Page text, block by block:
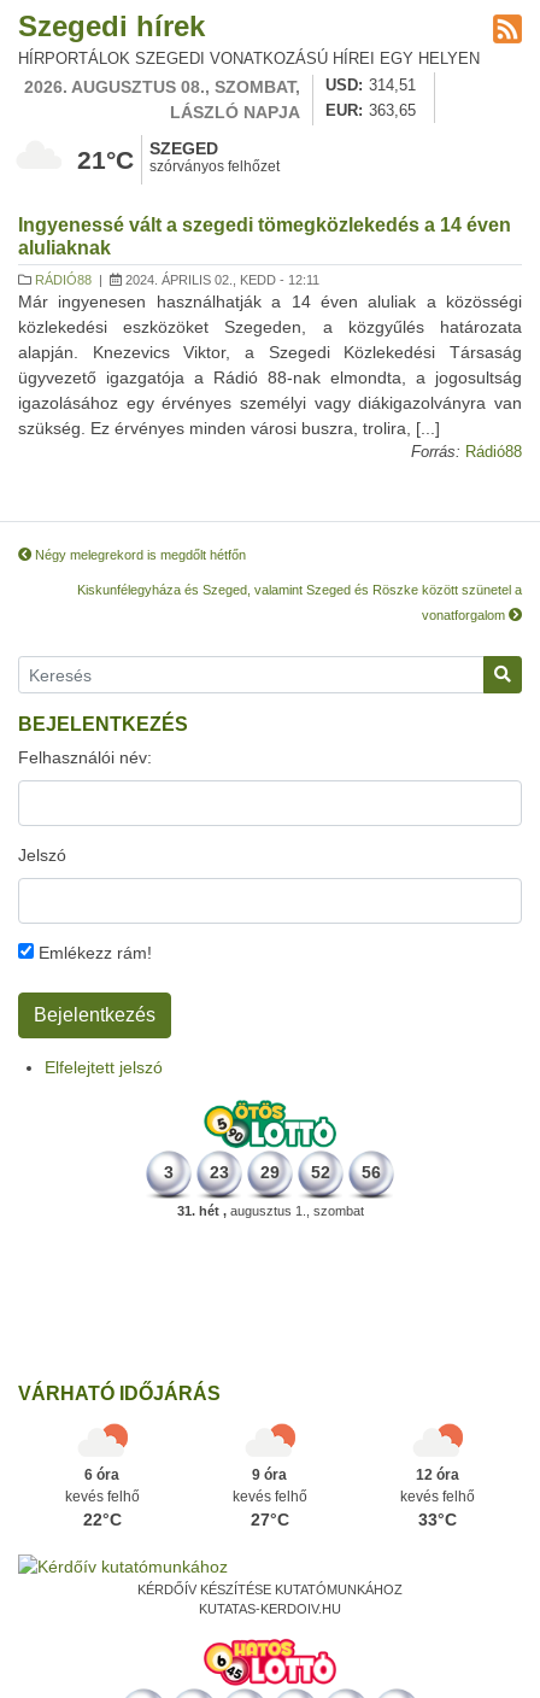
Szegedi hírek
HÍRPORTÁLOK SZEGEDI VONATKOZÁSÚ HÍREI EGY HELYEN
2026. AUGUSZTUS 08., SZOMBAT,
LÁSZLÓ NAPJA
USD
314,51
EUR
363,65
21°C SZEGED
szórványos felhőzet
Ingyenessé vált a szegedi tömegközlekedés a 14 éven
aluliaknak
RÁDIÓ88 | 2024. ÁPRILIS 02., KEDD - 12:11
Már ingyenesen használhatják a 14 éven aluliak a közösségi
közlekedési eszközöket Szegeden, a közgyűlés határozata
alapján. Knezevics Viktor, a Szegedi Közlekedési Társaság
ügyvezető igazgatója a Rádió 88-nak elmondta, a jogosultság
igazolásához egy érvényes személyi vagy diákigazolványra van
szükség. Ez érvényes minden városi buszra, trolira, [...]
Forrás: Rádió88
Négy melegrekord is megdőlt hétfőn
Kiskunfélegyháza és Szeged, valamint Szeged és Röszke között szünetel a
vonatforgalom
BEJELENTKEZÉS
Felhasználói név:
Jelszó
Emlékezz rám!
Elfelejtett jelszó
3 23 29 52 56
31. hét ,augusztus 1., szombat
VÁRHATÓ IDŐJÁRÁS
6 óra
kevés felhő
22°C
9 óra
kevés felhő
27°C
12 óra
kevés felhő
33°C
KÉRDŐÍV KÉSZÍTÉSE KUTATÓMUNKÁHOZ
KUTATAS-KERDOIV.HU